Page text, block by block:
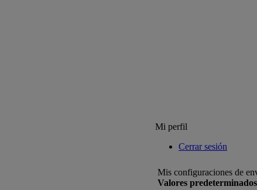
Mi perfil
Cerrar sesión
Mis configuraciones de
Valores